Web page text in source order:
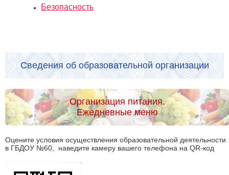
Безопасность
Сведения об образовательной организации
Организация питания.
Ежедневные меню
Оцените условия осуществления образовательной деятельности
в ГБДОУ №60, наведите камеру вашего телефона на QR-код